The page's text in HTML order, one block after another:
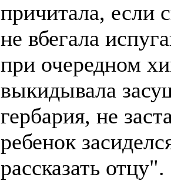
причитала, если
не вбегала
при очередном
выкидывала
гербария, не
ребенок
рассказать отцу".